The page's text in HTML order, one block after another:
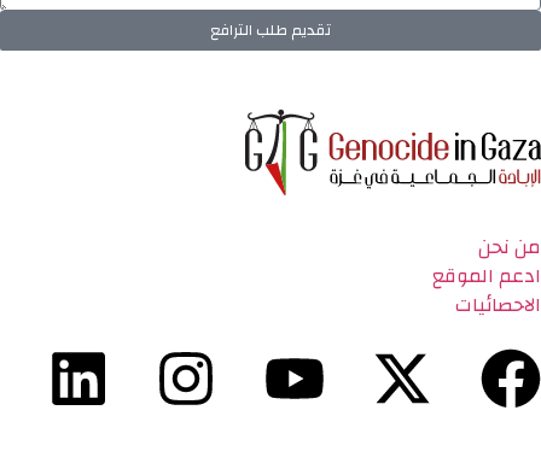
تقديم طلب الترافع
من نحن
ادعم الموقع
الاحصائيات